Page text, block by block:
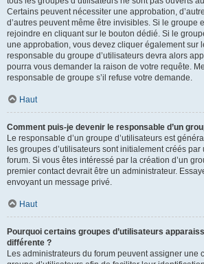
Certains peuvent nécessiter une approbation,
d’autres peuvent même être invisibles. Si le groupe
rejoindre en cliquant sur le bouton dédié. Si le
une approbation, vous devez cliquer également sur
responsable du groupe d’utilisateurs devra alors
pourra vous demander la raison de votre requête.
responsable de groupe s’il refuse votre demande.
Haut
Comment puis-je devenir le responsable d’un
Le responsable d’un groupe d’utilisateurs est
les groupes d’utilisateurs sont initialement créés
forum. Si vous êtes intéressé par la création d’un
premier contact devrait être un administrateur.
envoyant un message privé.
Haut
Pourquoi certains groupes d’utilisateurs
différente ?
Les administrateurs du forum peuvent assigner une